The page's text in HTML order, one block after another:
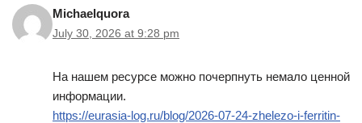
Michaelquora
July 30, 2026 at 9:28 pm
На нашем ресурсе можно почерпнуть немало ценной
информации.
https://eurasia-log.ru/blog/2026-07-24-zhelezo-i-ferritin-